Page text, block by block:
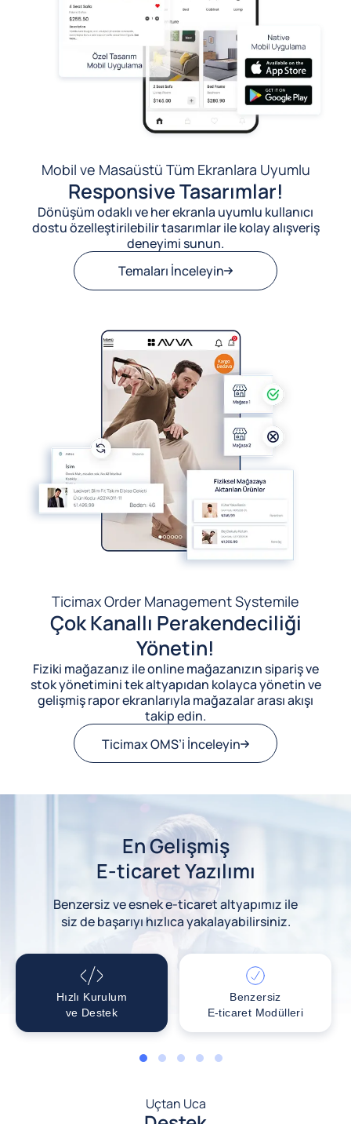
Mobil ve Masaüstü Tüm Ekranlara Uyumlu
Responsive Tasarımlar!
Dönüşüm odaklı ve her ekranla uyumlu kullanıcı
dostu özelleştirilebilir tasarımlar ile kolay alışveriş
deneyimi sunun.
Temaları İnceleyin
Ticimax Order Management Systemile
Çok Kanallı Perakendeciliği
Yönetin!
Fiziki mağazanız ile online mağazanızın sipariş ve
stok yönetimini tek altyapıdan kolayca yönetin ve
gelişmiş rapor ekranlarıyla mağazalar arası akışı
takip edin.
Ticimax OMS’i İnceleyin
En Gelişmiş
E-ticaret Yazılımı
Benzersiz ve esnek e-ticaret altyapımız ile
siz de başarıyı hızlıca yakalayabilirsiniz.
Hızlı Kurulum
ve Destek
Benzersiz
E-ticaret Modülleri
1 2 3 4 5
Uçtan Uca